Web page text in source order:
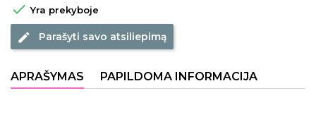
 Yra prekyboje
edit Parašyti savo atsiliepimą
APRAŠYMAS PAPILDOMA INFORMACIJA